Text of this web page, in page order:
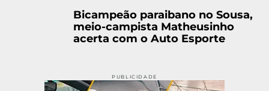
Bicampeão paraibano no Sousa,
meio-campista Matheusinho
acerta com o Auto Esporte
PUBLICIDADE